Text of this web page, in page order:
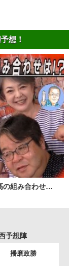
想！
の組み合わせ…
予想陣
播磨政勝